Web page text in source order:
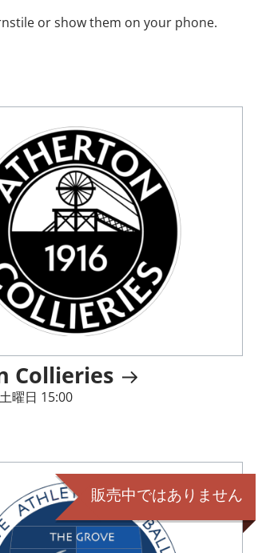
or show them on your phone.
Collieries
曜日 15:00
販売中ではありません